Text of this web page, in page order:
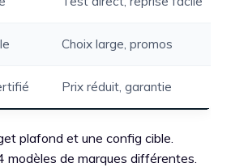
Choix large, promos
Prix réduit, garantie
plafond et une config cible.
modèles de marques différentes.